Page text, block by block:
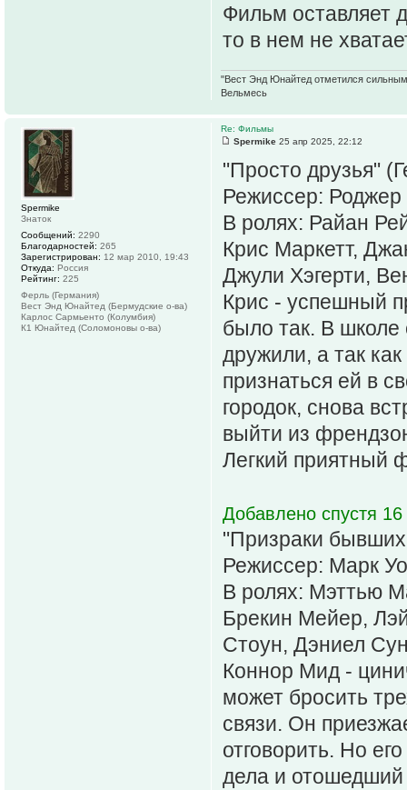
Фильм оставляет
то в нем не
"Вест Энд Юнайтед отметился сильным
Вельмесь
Re: Фильмы
Spermike 25 апр 2025, 22:12
"Просто друзья"
Режиссер:
В ролях: Райан
Крис Маркетт,
Джули Хэгерти,
Крис - успешный
было так. В школе
дружили, а так
признаться ей в
городок, снова
выйти из
Легкий приятный
Добавлено спустя
"Призраки
Режиссер: Марк
В ролях: Мэттью
Брекин Мейер,
Стоун, Дэниел
Коннор Мид -
может бросить
связи. Он
отговорить. Но
дела и отошедший
Spermike
Знаток
Сообщений: 2290
Благодарностей: 265
Зарегистрирован: 12 мар 2010, 19:43
Откуда: Россия
Рейтинг: 225
Ферль (Германия)
Вест Энд Юнайтед (Бермудские о-ва)
Карлос Сармьенто (Колумбия)
К1 Юнайтед (Соломоновы о-ва)